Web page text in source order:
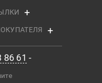
86 61